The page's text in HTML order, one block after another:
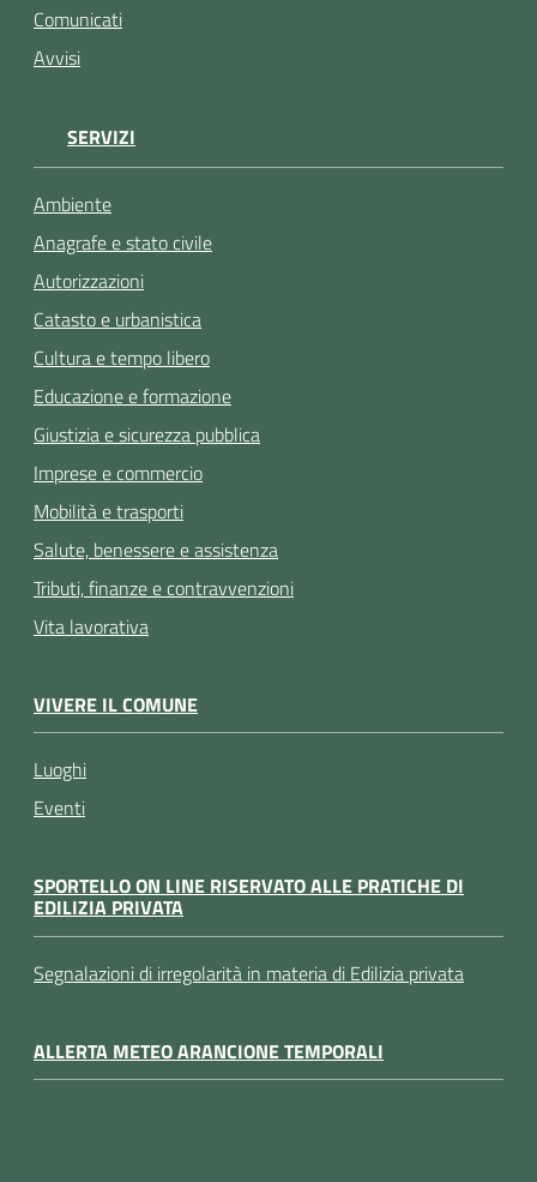
Comunicati
Avvisi
SERVIZI
Ambiente
Anagrafe e stato civile
Autorizzazioni
Catasto e urbanistica
Cultura e tempo libero
Educazione e formazione
Giustizia e sicurezza pubblica
Imprese e commercio
Mobilità e trasporti
Salute, benessere e assistenza
Tributi, finanze e contravvenzioni
Vita lavorativa
VIVERE IL COMUNE
Luoghi
Eventi
SPORTELLO ON LINE RISERVATO ALLE PRATICHE DI
EDILIZIA PRIVATA
Segnalazioni di irregolarità in materia di Edilizia privata
ALLERTA METEO ARANCIONE TEMPORALI